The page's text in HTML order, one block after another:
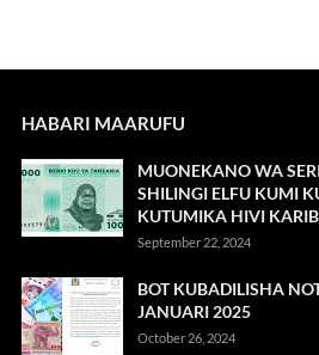
HABARI MAARUFU
MUONEKANO WA
SHILINGI ELFU KUMI
KUTUMIKA HIVI
September 22, 2024
BOT KUBADILISHA
JANUARI 2025
October 26, 2024